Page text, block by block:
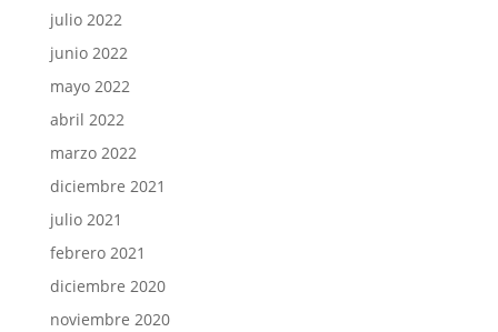
julio 2022
junio 2022
mayo 2022
abril 2022
marzo 2022
diciembre 2021
julio 2021
febrero 2021
diciembre 2020
noviembre 2020